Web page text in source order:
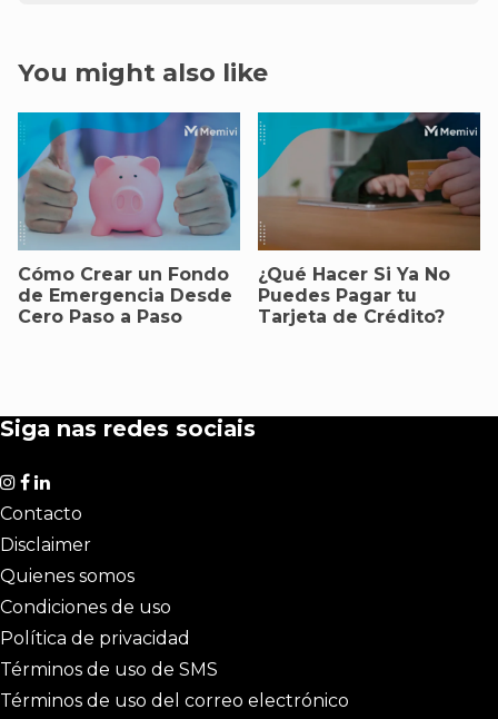
You might also like
Cómo Crear un Fondo
de Emergencia Desde
Cero Paso a Paso
¿Qué Hacer Si Ya No
Puedes Pagar tu
Tarjeta de Crédito?
Siga nas redes sociais
Contacto
Disclaimer
Quienes somos
Condiciones de uso
Política de privacidad
Términos de uso de SMS
Términos de uso del correo electrónico